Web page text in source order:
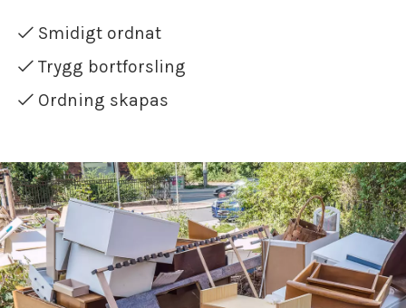
Flyttfirma Järna
Flyttfirma Kinda
Flyttfirma Kumla
Flyttfirma Köping
Flyttfirma Lindesberg
Flyttfirma Långflytt
Flyttfirma Malmköping
Flyttfirma Malmö Stockholm
Flyttfirma Mariefred
Flyttfirma Nacka
Smidigt ordnat
Trygg bortforsling
Ordning skapas